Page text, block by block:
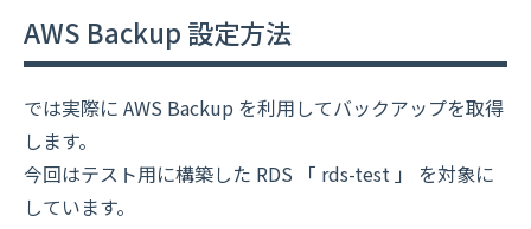
AWS Backup 設定方法
では実際に AWS Backup を利用してバックアップを取得
します。
今回はテスト用に構築した RDS 「 rds-test 」 を対象に
しています。